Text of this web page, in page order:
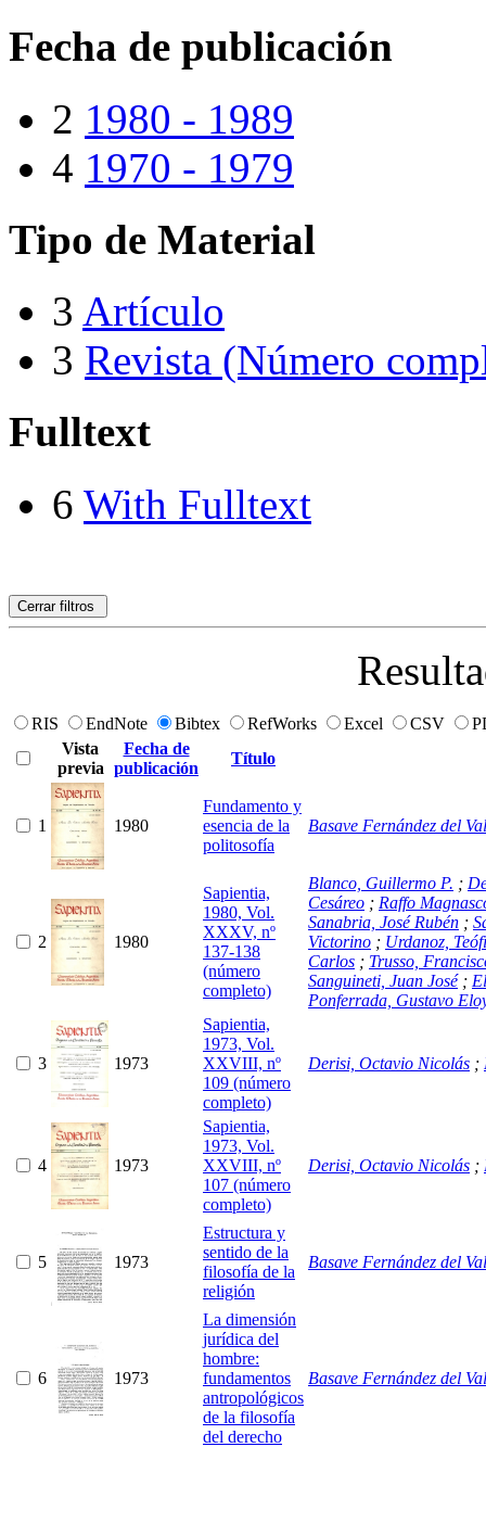
Fecha de publicación
2 1980 - 1989
4 1970 - 1979
Tipo de Material
3 Artículo
3 Revista (Número
Fulltext
6 With Fulltext
Cerrar filtros
RIS EndNote Bibtex RefWorks Excel CSV
Vista
previa
Fecha de
publicación
Título
1 1980
Fundamento y
esencia de la
politosofía
Basave Fernández del
2 1980
Sapientia,
1980, Vol.
XXXV, nº
137-138
(número
completo)
Blanco, Guillermo P. ;
Cesáreo ; Raffo
Sanabria, José Rubén ;
Victorino ; Urdanoz,
Carlos ; Trusso,
Sanguineti, Juan José ;
Ponferrada, Gustavo
3 1973
Sapientia,
1973, Vol.
XXVIII, nº
109 (número
completo)
Derisi, Octavio Nicolás ;
4 1973
Sapientia,
1973, Vol.
XXVIII, nº
107 (número
completo)
Derisi, Octavio Nicolás ;
5 1973
Estructura y
sentido de la
filosofía de la
religión
Basave Fernández del
6 1973
La dimensión
jurídica del
hombre:
fundamentos
antropológicos
de la filosofía
del derecho
Basave Fernández del